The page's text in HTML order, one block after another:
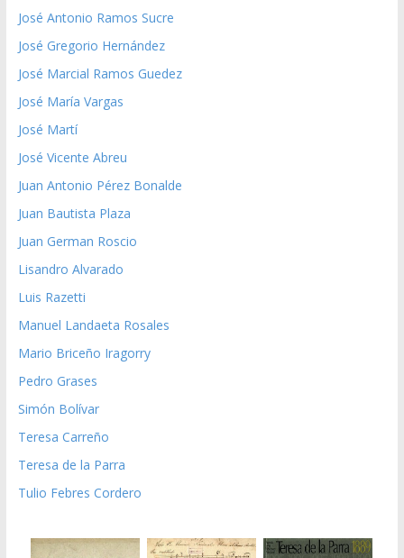
José Antonio Ramos Sucre
José Gregorio Hernández
José Marcial Ramos Guedez
José María Vargas
José Martí
José Vicente Abreu
Juan Antonio Pérez Bonalde
Juan Bautista Plaza
Juan German Roscio
Lisandro Alvarado
Luis Razetti
Manuel Landaeta Rosales
Mario Briceño Iragorry
Pedro Grases
Simón Bolívar
Teresa Carreño
Teresa de la Parra
Tulio Febres Cordero